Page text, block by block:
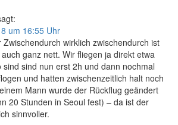
um 16:55 Uhr
Zwischendurch wirklich zwischendurch ist
ganz nett. Wir fliegen ja direkt etwa
sind sind nun erst 2h und dann nochmal
und hatten zwischenzeitlich halt noch
Mann wurde der Rückflug geändert
20 Stunden in Seoul fest) – da ist der
sinnvoller.